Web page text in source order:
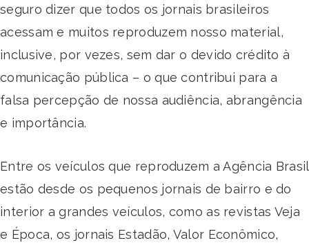
seguro dizer que todos os jornais brasileiros
acessam e muitos reproduzem nosso material,
inclusive, por vezes, sem dar o devido crédito à
comunicação pública – o que contribui para a
falsa percepção de nossa audiência, abrangência
e importância.
Entre os veículos que reproduzem a Agência Brasil
estão desde os pequenos jornais de bairro e do
interior a grandes veículos, como as revistas Veja
e Época, os jornais Estadão, Valor Econômico,